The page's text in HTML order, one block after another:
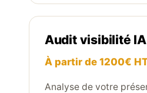
Audit visibilité IA
À partir de 1200€
Analyse de votre